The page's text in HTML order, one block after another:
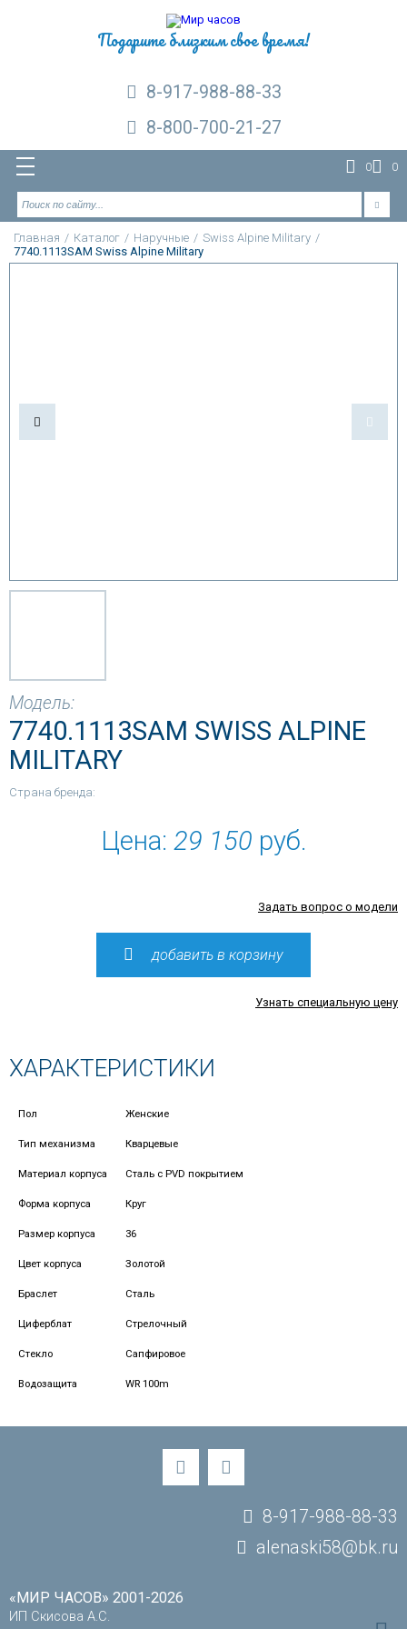
Подарите близким свое время!
8-917-988-88-33
8-800-700-21-27
0 0
Главная / Каталог / Наручные / Swiss Alpine Military /
7740.1113SAM Swiss Alpine Military
Модель:
7740.1113SAM SWISS ALPINE
MILITARY
Страна бренда:
Цена: 29 150 руб.
Задать вопрос о модели
добавить в корзину
Узнать специальную цену
ХАРАКТЕРИСТИКИ
Пол Женские
Тип механизма Кварцевые
Материал корпуса Сталь с PVD покрытием
Форма корпуса Круг
Размер корпуса 36
Цвет корпуса Золотой
Браслет Сталь
Циферблат Стрелочный
Стекло Сапфировое
Водозащита WR 100m
«МИР ЧАСОВ» 2001-2026
ИП Скисова А.С.
8-917-988-88-33
alenaski58@bk.ru